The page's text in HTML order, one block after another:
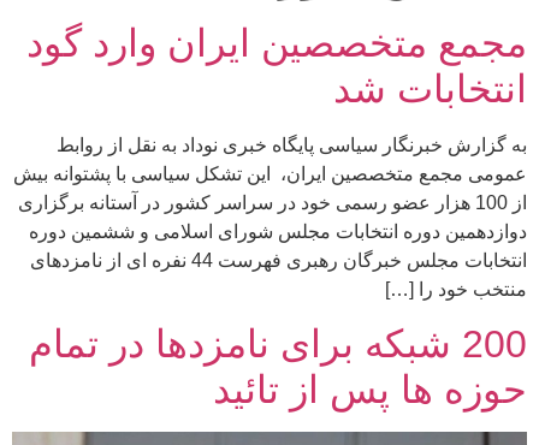
مجمع متخصصین ایران وارد گود
انتخابات شد
به گزارش خبرنگار سیاسی پایگاه خبری نوداد به نقل از روابط
عمومی مجمع متخصصین ایران، این تشکل سیاسی با پشتوانه بیش
از 100 هزار عضو رسمی خود در سراسر کشور در آستانه برگزاری
دوازدهمین دوره انتخابات مجلس شورای اسلامی و ششمین دوره
انتخابات مجلس خبرگان رهبری فهرست 44 نفره ای از نامزدهای
منتخب خود را […]
200 شبکه برای نامزدها در تمام
حوزه ها پس از تائید